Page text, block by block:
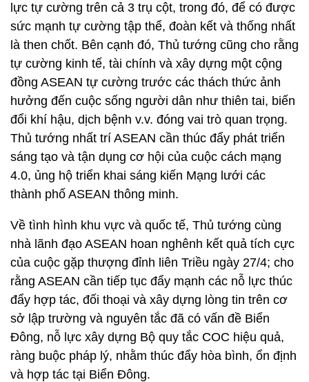
lực tự cường trên cả 3 trụ cột, trong đó, để có được
sức mạnh tự cường tập thể, đoàn kết và thống nhất
là then chốt. Bên cạnh đó, Thủ tướng cũng cho rằng
tự cường kinh tế, tài chính và xây dựng một cộng
đồng ASEAN tự cường trước các thách thức ảnh
hưởng đến cuộc sống người dân như thiên tai, biến
đổi khí hậu, dịch bệnh v.v. đóng vai trò quan trọng.
Thủ tướng nhất trí ASEAN cần thúc đẩy phát triển
sáng tạo và tận dụng cơ hội của cuộc cách mạng
4.0, ủng hộ triển khai sáng kiến Mạng lưới các
thành phố ASEAN thông minh.
Về tình hình khu vực và quốc tế, Thủ tướng cùng
nhà lãnh đạo ASEAN hoan nghênh kết quả tích cực
của cuộc gặp thượng đỉnh liên Triều ngày 27/4; cho
rằng ASEAN cần tiếp tục đẩy mạnh các nỗ lực thúc
đẩy hợp tác, đối thoại và xây dựng lòng tin trên cơ
sở lập trường và nguyên tắc đã có vấn đề Biển
Đông, nỗ lực xây dựng Bộ quy tắc COC hiệu quả,
ràng buộc pháp lý, nhằm thúc đẩy hòa bình, ổn định
và hợp tác tại Biển Đông.